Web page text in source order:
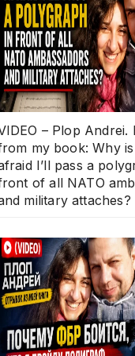
– Plop Andrei.
my book: Why
I’ll pass a
of all NATO
military attaches?